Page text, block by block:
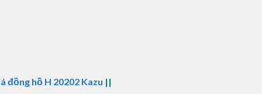
đồng hồ H 20202 Kazu ||